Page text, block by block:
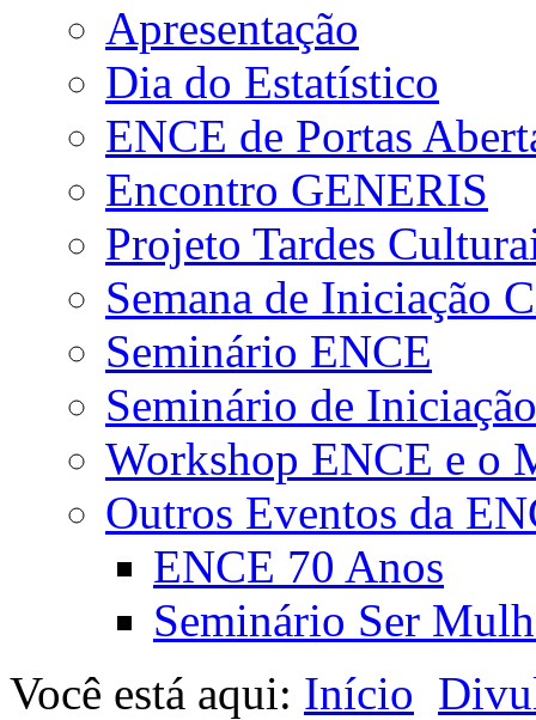
Apresentação
Dia do Estatístico
ENCE de Portas
Encontro GENERIS
Projeto Tardes
Semana de Iniciação
Seminário ENCE
Seminário de
Workshop ENCE e o
Outros Eventos da
ENCE 70 Anos
Seminário Ser
Você está aqui: Início